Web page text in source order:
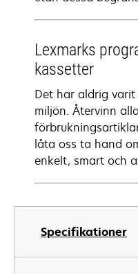
Specifikationer
Lexmarks
kassetter
Det har aldrig
miljön. Återvinn
låta oss ta hand
enkelt, smart och